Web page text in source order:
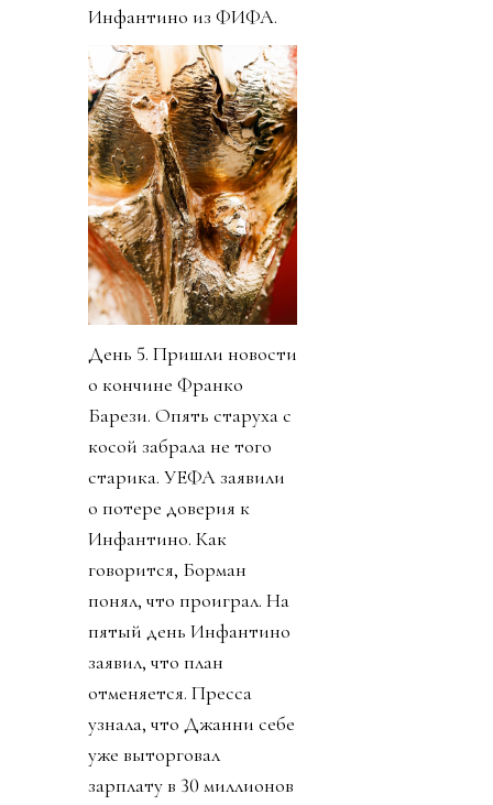
Инфантино из ФИФА.
День 5. Пришли новости
о кончине Франко
Барези. Опять старуха с
косой забрала не того
старика. УЕФА заявили
о потере доверия к
Инфантино. Как
говорится, Борман
понял, что проиграл. На
пятый день Инфантино
заявил, что план
отменяется. Пресса
узнала, что Джанни себе
уже выторговал
зарплату в 30 миллионов